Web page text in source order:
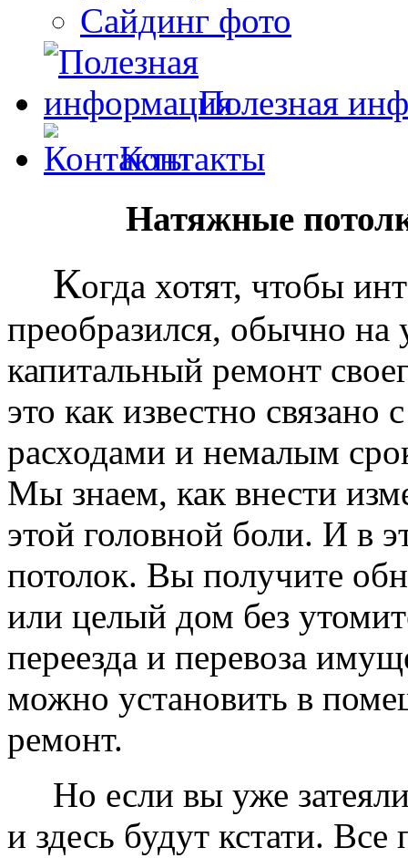
Сайдинг фото
Полезная
Контакты
Натяжные
Когда хотят, чтобы
преобразился, обычно на
капитальный ремонт
это как известно
расходами и немалым
Мы знаем, как внести
этой головной боли. И в
потолок. Вы получите
или целый дом без
переезда и перевоза
можно установить в
ремонт.
Но если вы уже
и здесь будут кстати.